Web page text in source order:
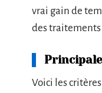
vrai gain de
des
Voici les